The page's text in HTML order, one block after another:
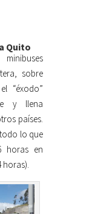
Quito
sobre
“éxodo”
y llena
países.
lo que
horas en
horas).